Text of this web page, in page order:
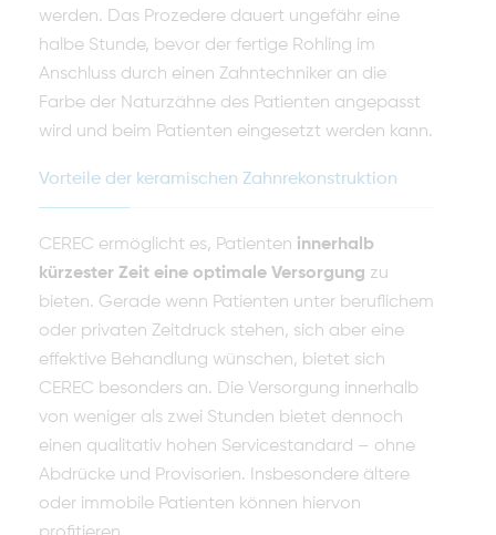
werden. Das Prozedere dauert ungefähr eine
halbe Stunde, bevor der fertige Rohling im
Anschluss durch einen Zahntechniker an die
Farbe der Naturzähne des Patienten angepasst
wird und beim Patienten eingesetzt werden kann.
Vorteile der keramischen Zahnrekonstruktion
CEREC ermöglicht es, Patienten innerhalb
kürzester Zeit eine optimale Versorgung zu
bieten. Gerade wenn Patienten unter beruflichem
oder privaten Zeitdruck stehen, sich aber eine
effektive Behandlung wünschen, bietet sich
CEREC besonders an. Die Versorgung innerhalb
von weniger als zwei Stunden bietet dennoch
einen qualitativ hohen Servicestandard – ohne
Abdrücke und Provisorien. Insbesondere ältere
oder immobile Patienten können hiervon